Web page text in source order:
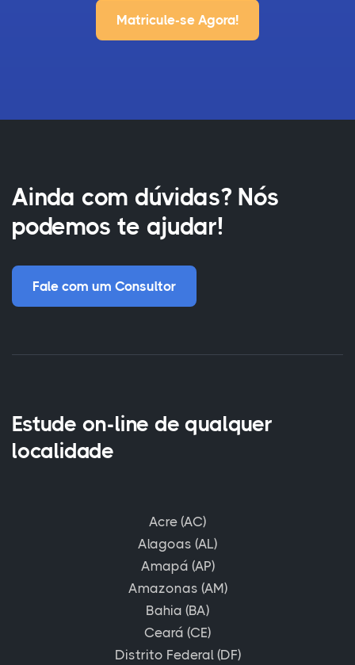
Matricule-se Agora!
Ainda com dúvidas? Nós
podemos te ajudar!
Fale com um Consultor
Estude on-line de qualquer
localidade
Acre (AC)
Alagoas (AL)
Amapá (AP)
Amazonas (AM)
Bahia (BA)
Ceará (CE)
Distrito Federal (DF)